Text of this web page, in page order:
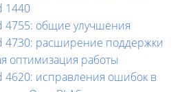
1440
4755: общие улучшения
4730: расширение поддержки
оптимизация работы
4620: исправления ошибок в